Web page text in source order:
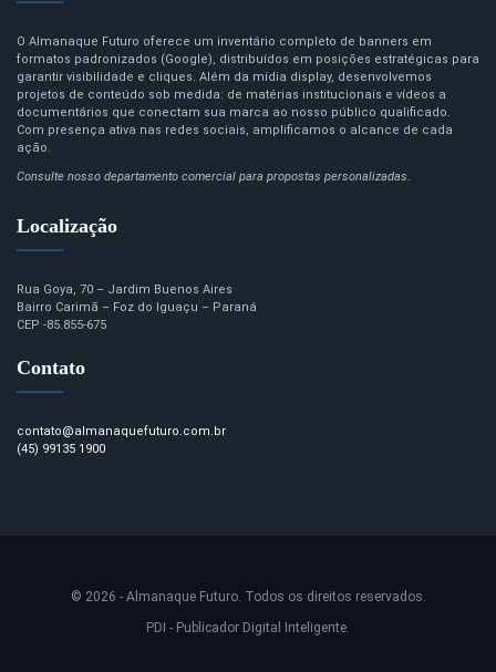
O Almanaque Futuro oferece um inventário completo de banners em
formatos padronizados (Google), distribuídos em posições estratégicas para
garantir visibilidade e cliques. Além da mídia display, desenvolvemos
projetos de conteúdo sob medida: de matérias institucionais e vídeos a
documentários que conectam sua marca ao nosso público qualificado.
Com presença ativa nas redes sociais, amplificamos o alcance de cada
ação.
Consulte nosso departamento comercial para propostas personalizadas.
Localização
Rua Goya, 70 – Jardim Buenos Aires
Bairro Carimã – Foz do Iguaçu – Paraná
CEP -85.855-675
Contato
contato@almanaquefuturo.com.br
(45) 99135 1900
© 2026 - Almanaque Futuro. Todos os direitos reservados.
PDI - Publicador Digital Inteligente.